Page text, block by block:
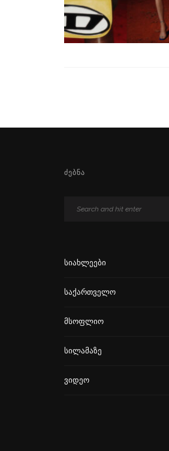
ᲫᲔᲑᲜᲐ
Სიახლეები
Საქართველო
Მსოფლიო
Სილამაზე
Ვიდეო